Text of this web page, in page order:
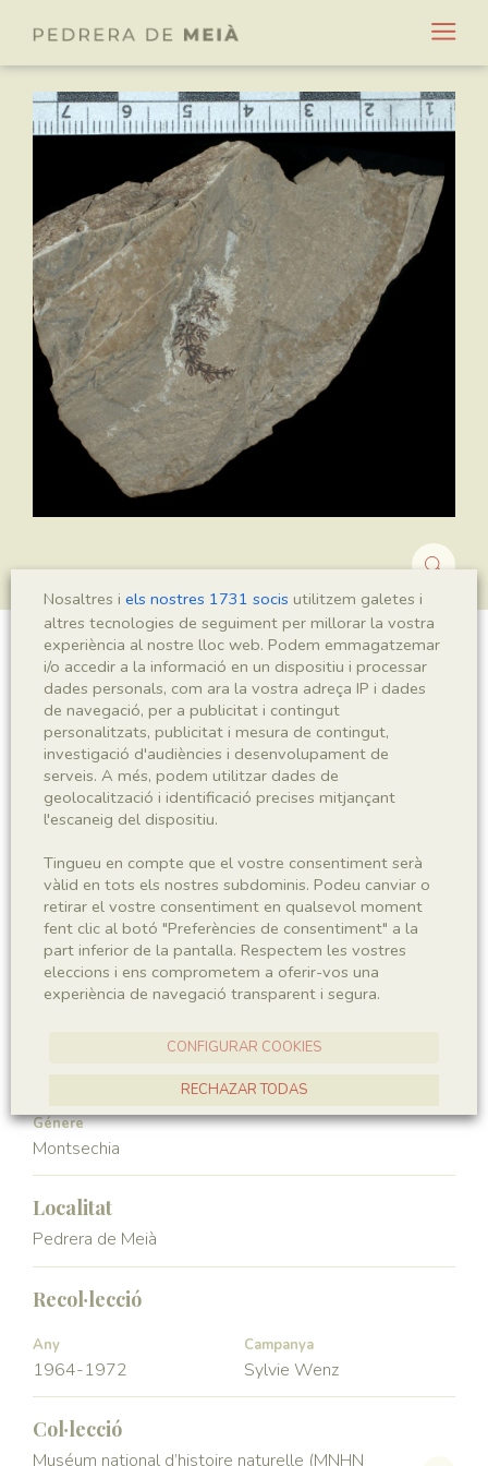
Montsechia vidalii
Sigla
MNHN 17026
Regne
Plantae
Phyllum
Spermatophyta
Subphyllum
Angiospermae
Classe
Magnoliopsida
Familia
Génere
Montsechia
Localitat
Pedrera de Meià
Recol·lecció
Any
1964-1972
Campanya
Sylvie Wenz
Col·lecció
Muséum national d’histoire naturelle (MNHN
Nosaltres i els nostres 1731 socis utilitzem galetes i
altres tecnologies de seguiment per millorar la vostra
experiència al nostre lloc web. Podem emmagatzemar
i/o accedir a la informació en un dispositiu i processar
dades personals, com ara la vostra adreça IP i dades
de navegació, per a publicitat i contingut
personalitzats, publicitat i mesura de contingut,
investigació d'audiències i desenvolupament de
serveis. A més, podem utilitzar dades de
geolocalització i identificació precises mitjançant
l'escaneig del dispositiu.
Tingueu en compte que el vostre consentiment serà
vàlid en tots els nostres subdominis. Podeu canviar o
retirar el vostre consentiment en qualsevol moment
fent clic al botó "Preferències de consentiment" a la
part inferior de la pantalla. Respectem les vostres
eleccions i ens comprometem a oferir-vos una
experiència de navegació transparent i segura.
CONFIGURAR COOKIES
RECHAZAR TODAS
ACCEPTAR TOTES